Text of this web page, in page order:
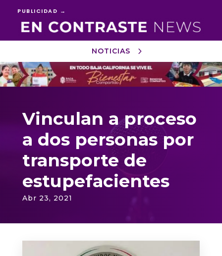
PUBLICIDAD →
NOTICIAS
Reproductor
de
vídeo
Vinculan a proceso
a dos personas por
transporte de
estupefacientes
Abr 23, 2021